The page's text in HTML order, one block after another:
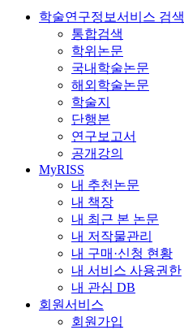
학술연구정보서비스 검색
통합검색
학위논문
국내학술논문
해외학술논문
학술지
단행본
연구보고서
공개강의
MyRISS
내 추천논문
내 책장
내 최근 본 논문
내 저작물관리
내 구매·신청 현황
내 서비스 사용권한
내 관심 DB
회원서비스
회원가입